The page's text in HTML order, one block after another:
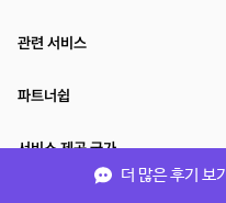
더 많은 후기 보기
관련 서비스
파트너쉽
서비스 제공 국가